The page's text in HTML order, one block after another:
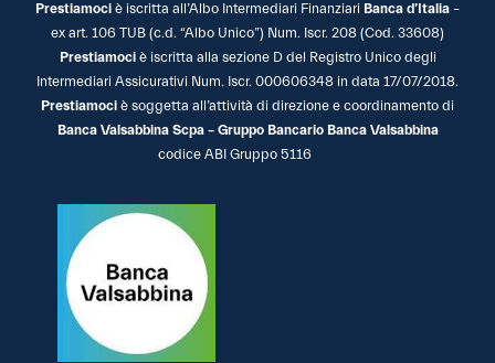
Prestiamoci è iscritta all’Albo Intermediari Finanziari Banca d’Italia –
ex art. 106 TUB (c.d. “Albo Unico”) Num. Iscr. 208 (Cod. 33608)
Prestiamociè iscritta alla sezione D del Registro Unico degli
Intermediari Assicurativi Num. Iscr. 000606348 in data 17/07/2018.
Prestiamoci è soggetta all’attività di direzione e coordinamento di
Banca Valsabbina Scpa – Gruppo Bancario Banca Valsabbina
codice ABI Gruppo 5116